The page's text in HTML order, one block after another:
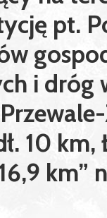
pt.
i dróg
10